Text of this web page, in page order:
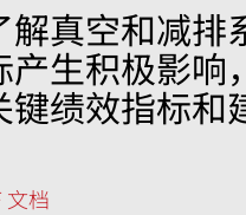
解真空和减排
产生积极影响
键绩效指标和
文档